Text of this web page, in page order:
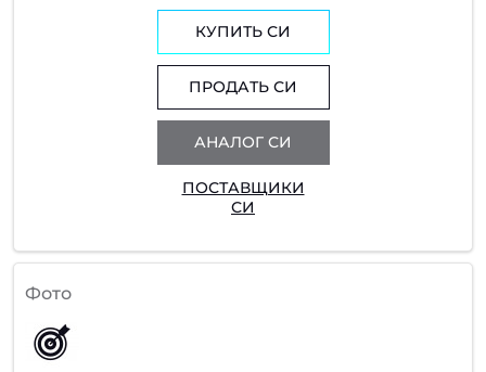
КУПИТЬ СИ
ПРОДАТЬ СИ
АНАЛОГ СИ
ПОСТАВЩИКИ
СИ
Фото